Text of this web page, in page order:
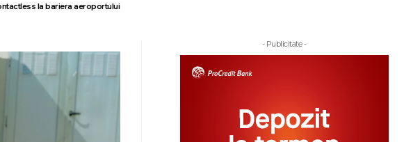
la bariera aeroportului
- Publicitate -